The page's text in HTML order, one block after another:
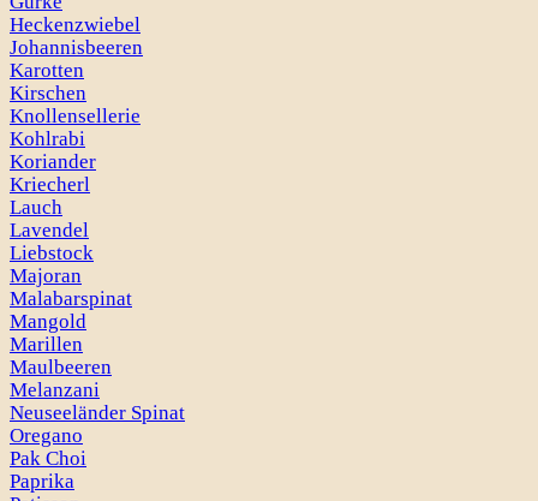
Heckenzwiebel
Johannisbeeren
Karotten
Kirschen
Knollensellerie
Kohlrabi
Koriander
Kriecherl
Lauch
Lavendel
Liebstock
Majoran
Malabarspinat
Mangold
Marillen
Maulbeeren
Melanzani
Neuseeländer Spinat
Oregano
Pak Choi
Paprika